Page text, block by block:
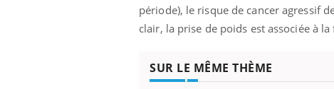
période), le risque de cancer agressif
clair, la prise de poids est associée à
SUR LE MÊME THÈME